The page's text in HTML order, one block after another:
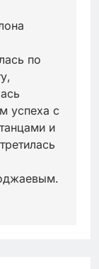
по
успеха с
и